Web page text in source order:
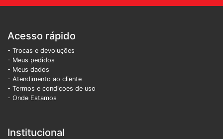
Acesso rápido
- Trocas e devoluções
- Meus pedidos
- Meus dados
- Atendimento ao cliente
- Termos e condiçoes de uso
- Onde Estamos
Institucional